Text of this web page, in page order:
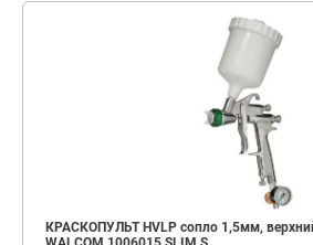
КРАСКОПУЛЬТ НVLP сопло 1,5мм,